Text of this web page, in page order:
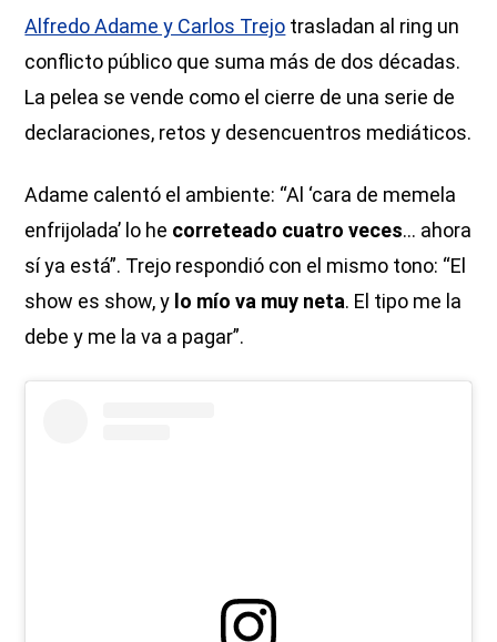
Alfredo Adame y Carlos Trejo trasladan al ring un
conflicto público que suma más de dos décadas.
La pelea se vende como el cierre de una serie de
declaraciones, retos y desencuentros mediáticos.
Adame calentó el ambiente: “Al ‘cara de memela
enfrijolada’ lo he correteado cuatro veces… ahora
sí ya está”. Trejo respondió con el mismo tono: “El
show es show, y lo mío va muy neta. El tipo me la
debe y me la va a pagar”.